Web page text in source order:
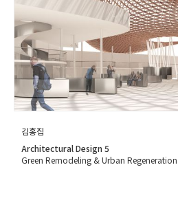
김홍집
Architectural Design 5
Green Remodeling & Urban Regeneration